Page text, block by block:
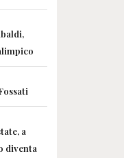
a
diventa